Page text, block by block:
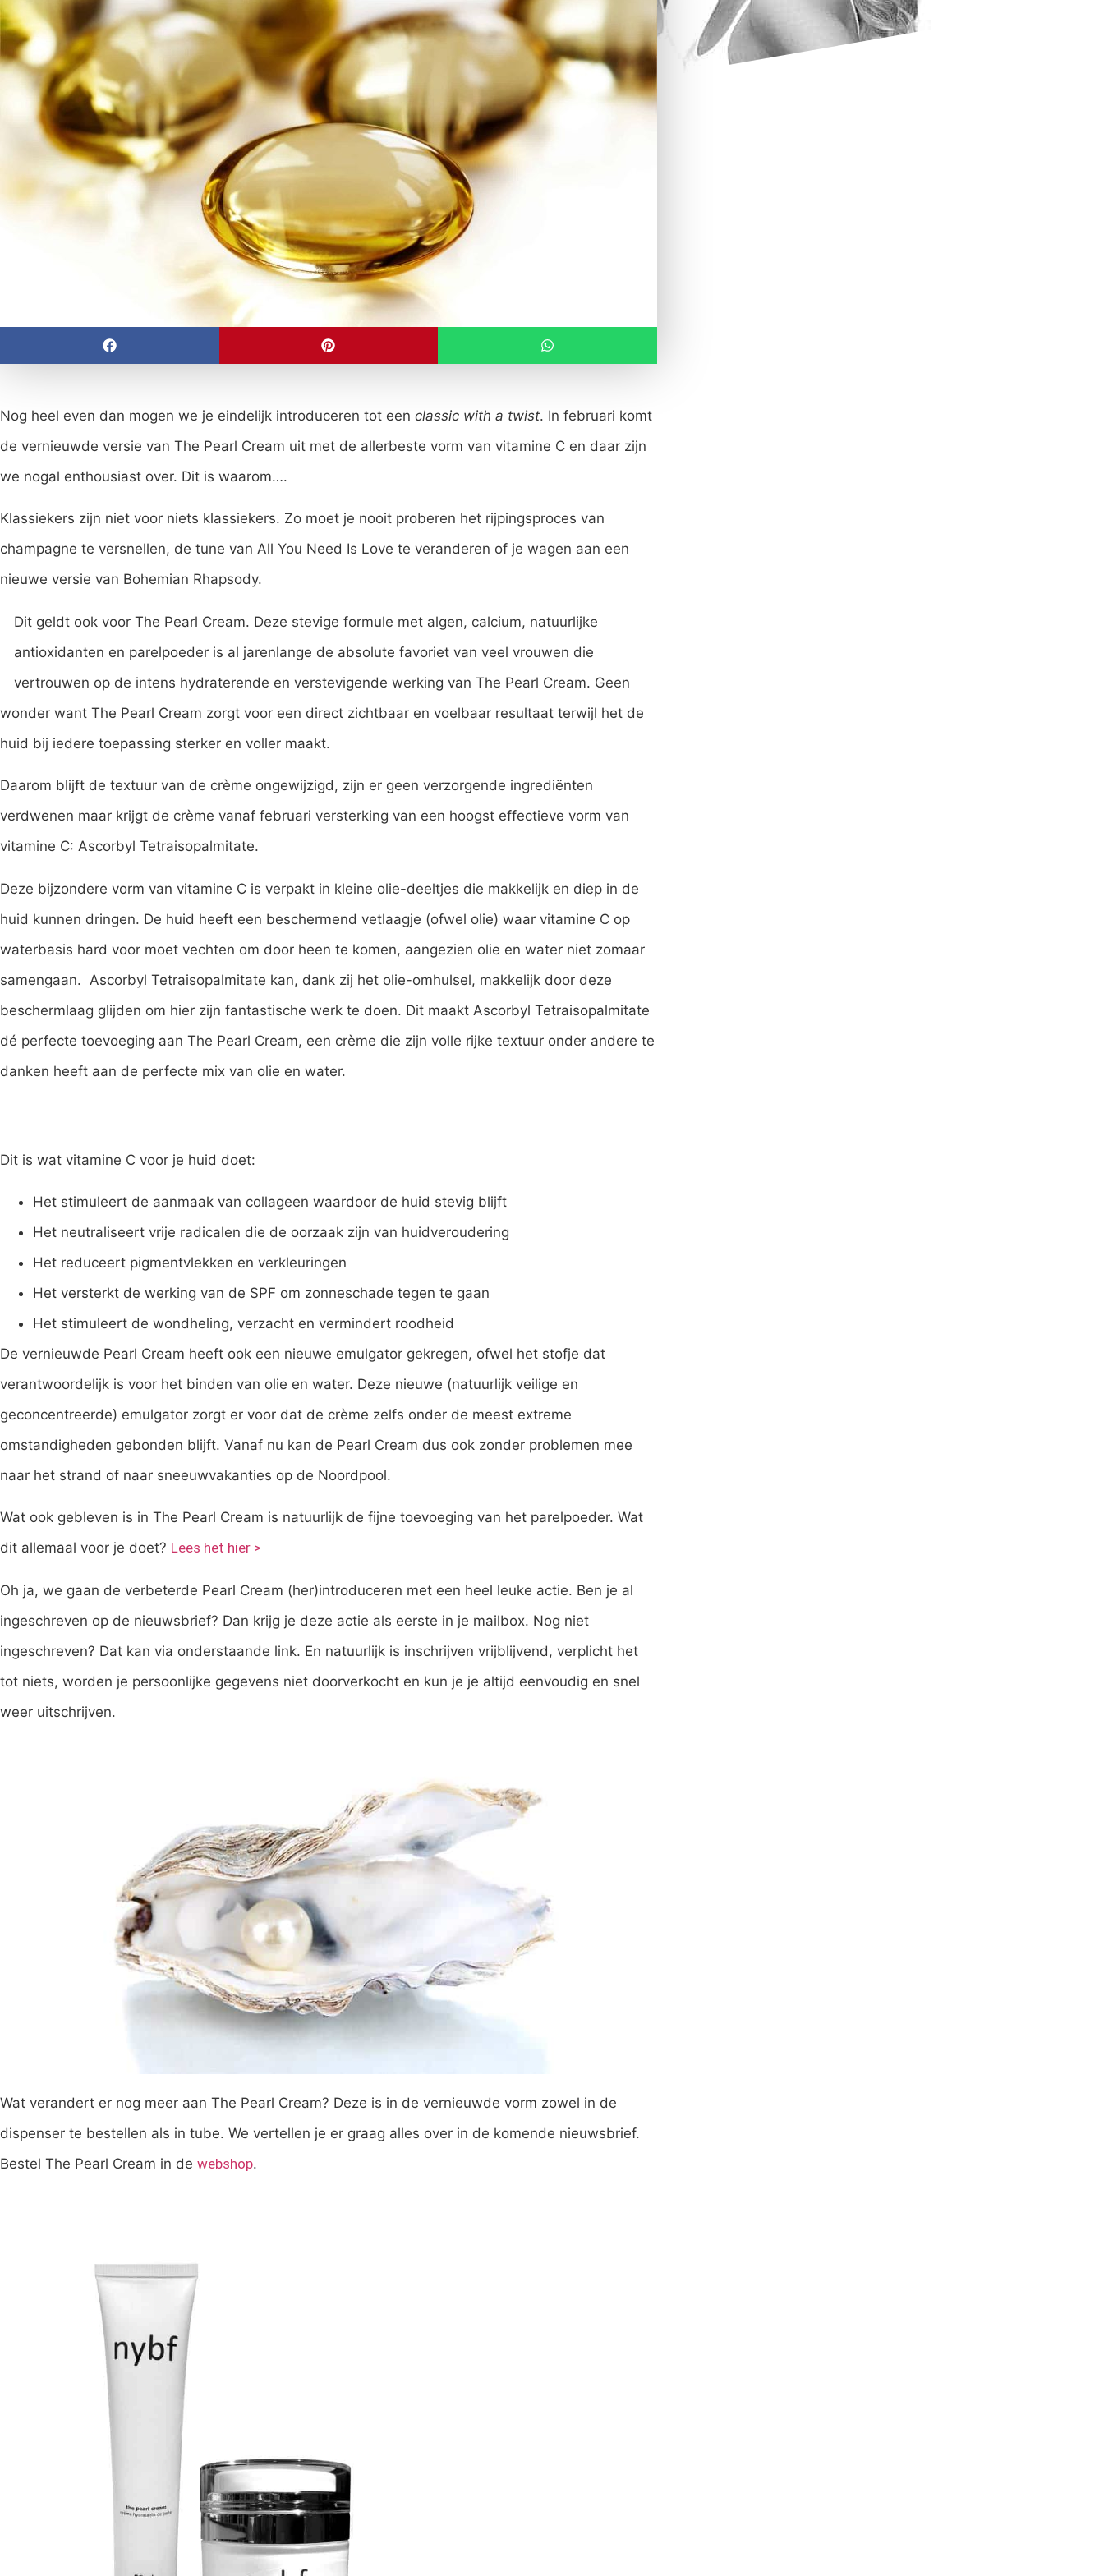
Nog heel even dan mogen we je eindelijk introduceren tot een classic with a twist. In februari komt
de vernieuwde versie van The Pearl Cream uit met de allerbeste vorm van vitamine C en daar zijn
we nogal enthousiast over. Dit is waarom….
Klassiekers zijn niet voor niets klassiekers. Zo moet je nooit proberen het rijpingsproces van
champagne te versnellen, de tune van All You Need Is Love te veranderen of je wagen aan een
nieuwe versie van Bohemian Rhapsody.
Dit geldt ook voor The Pearl Cream. Deze stevige formule met algen, calcium, natuurlijke
antioxidanten en parelpoeder is al jarenlange de absolute favoriet van veel vrouwen die
vertrouwen op de intens hydraterende en verstevigende werking van The Pearl Cream. Geen
wonder want The Pearl Cream zorgt voor een direct zichtbaar en voelbaar resultaat terwijl het de
huid bij iedere toepassing sterker en voller maakt.
Daarom blijft de textuur van de crème ongewijzigd, zijn er geen verzorgende ingrediënten
verdwenen maar krijgt de crème vanaf februari versterking van een hoogst effectieve vorm van
vitamine C: Ascorbyl Tetraisopalmitate.
Deze bijzondere vorm van vitamine C is verpakt in kleine olie-deeltjes die makkelijk en diep in de
huid kunnen dringen. De huid heeft een beschermend vetlaagje (ofwel olie) waar vitamine C op
waterbasis hard voor moet vechten om door heen te komen, aangezien olie en water niet zomaar
samengaan. Ascorbyl Tetraisopalmitate kan, dank zij het olie-omhulsel, makkelijk door deze
beschermlaag glijden om hier zijn fantastische werk te doen. Dit maakt Ascorbyl Tetraisopalmitate
dé perfecte toevoeging aan The Pearl Cream, een crème die zijn volle rijke textuur onder andere te
danken heeft aan de perfecte mix van olie en water.
Dit is wat vitamine C voor je huid doet:
Het stimuleert de aanmaak van collageen waardoor de huid stevig blijft
Het neutraliseert vrije radicalen die de oorzaak zijn van huidveroudering
Het reduceert pigmentvlekken en verkleuringen
Het versterkt de werking van de SPF om zonneschade tegen te gaan
Het stimuleert de wondheling, verzacht en vermindert roodheid
De vernieuwde Pearl Cream heeft ook een nieuwe emulgator gekregen, ofwel het stofje dat
verantwoordelijk is voor het binden van olie en water. Deze nieuwe (natuurlijk veilige en
geconcentreerde) emulgator zorgt er voor dat de crème zelfs onder de meest extreme
omstandigheden gebonden blijft. Vanaf nu kan de Pearl Cream dus ook zonder problemen mee
naar het strand of naar sneeuwvakanties op de Noordpool.
Wat ook gebleven is in The Pearl Cream is natuurlijk de fijne toevoeging van het parelpoeder. Wat
dit allemaal voor je doet? Lees het hier >
Oh ja, we gaan de verbeterde Pearl Cream (her)introduceren met een heel leuke actie. Ben je al
ingeschreven op de nieuwsbrief? Dan krijg je deze actie als eerste in je mailbox. Nog niet
ingeschreven? Dat kan via onderstaande link. En natuurlijk is inschrijven vrijblijvend, verplicht het
tot niets, worden je persoonlijke gegevens niet doorverkocht en kun je je altijd eenvoudig en snel
weer uitschrijven.
Wat verandert er nog meer aan The Pearl Cream? Deze is in de vernieuwde vorm zowel in de
dispenser te bestellen als in tube. We vertellen je er graag alles over in de komende nieuwsbrief.
Bestel The Pearl Cream in de webshop.